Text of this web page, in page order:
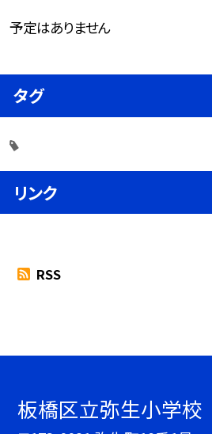
予定はありません
タグ
リンク
RSS
板橋区立弥生小学校